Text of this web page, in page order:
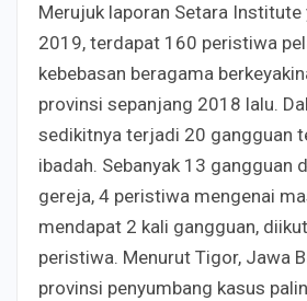
Merujuk laporan Setara
2019, terdapat 160 peristiwa
kebebasan beragama
provinsi sepanjang 2018 lalu.
sedikitnya terjadi 20 gangguan
ibadah. Sebanyak 13 gangguan
gereja, 4 peristiwa mengenai
mendapat 2 kali gangguan,
peristiwa. Menurut Tigor, Jawa
provinsi penyumbang kasus